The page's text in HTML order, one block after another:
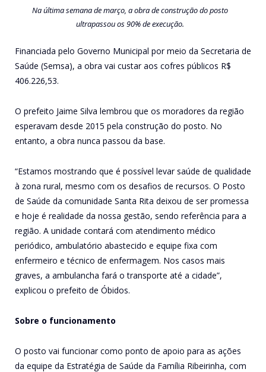
Na última semana de março, a obra de construção do posto
ultrapassou os 90% de execução.
Financiada pelo Governo Municipal por meio da Secretaria de
Saúde (Semsa), a obra vai custar aos cofres públicos R$
406.226,53.
O prefeito Jaime Silva lembrou que os moradores da região
esperavam desde 2015 pela construção do posto. No
entanto, a obra nunca passou da base.
“Estamos mostrando que é possível levar saúde de qualidade
à zona rural, mesmo com os desafios de recursos. O Posto
de Saúde da comunidade Santa Rita deixou de ser promessa
e hoje é realidade da nossa gestão, sendo referência para a
região. A unidade contará com atendimento médico
periódico, ambulatório abastecido e equipe fixa com
enfermeiro e técnico de enfermagem. Nos casos mais
graves, a ambulancha fará o transporte até a cidade”,
explicou o prefeito de Óbidos.
Sobre o funcionamento
O posto vai funcionar como ponto de apoio para as ações
da equipe da Estratégia de Saúde da Família Ribeirinha, com